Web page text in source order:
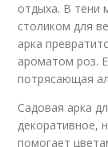
отдыха. В тени
столиком для
арка
ароматом роз.
потрясающая
Садовая арка
декоративное,
помогает